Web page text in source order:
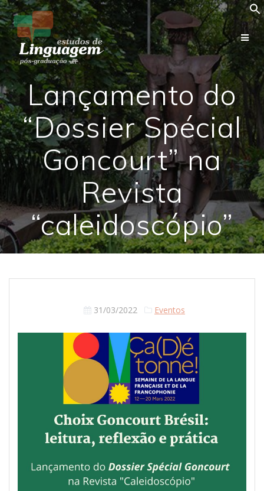
Skip
content
Lançamento do
“Dossier Spécial
Goncourt” na
Revista
“caleidoscópio”
31/03/2022 Eventos